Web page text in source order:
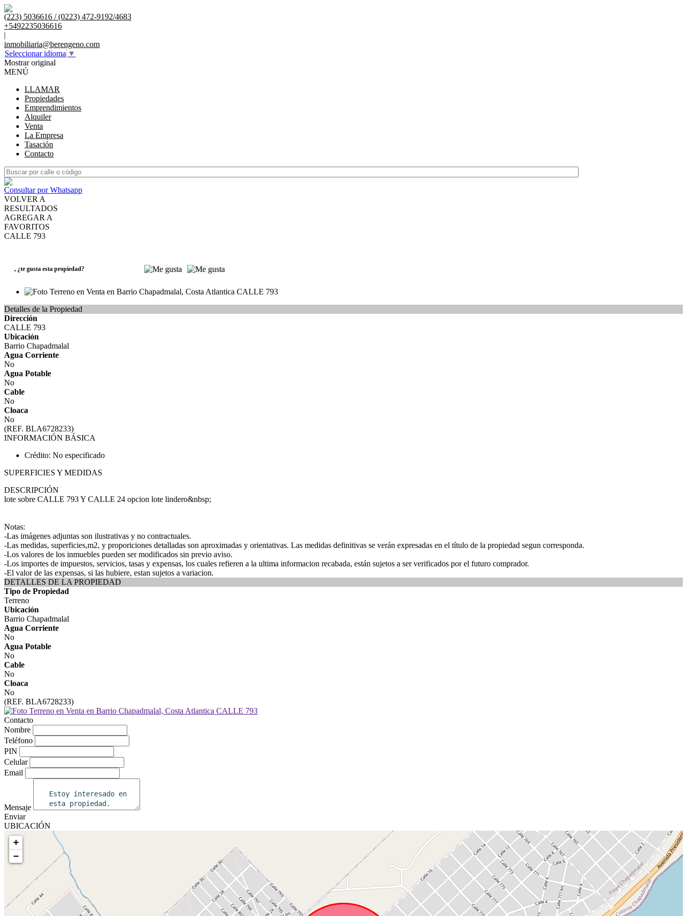
(223) 5036616 / (0223) 472-9192/4683
+5492235036616
|
inmobiliaria@berengeno.com
Seleccionar idioma ▼
Mostrar original
MENÚ
LLAMAR
Propiedades
Emprendimientos
Alquiler
Venta
La Empresa
Tasación
Contacto
Consultar por Whatsapp
VOLVER A
RESULTADOS
AGREGAR A
FAVORITOS
CALLE 793
, ¿te gusta esta propiedad?
Detalles de la Propiedad
Dirección
CALLE 793
Ubicación
Barrio Chapadmalal
Agua Corriente
No
Agua Potable
No
Cable
No
Cloaca
No
(REF. BLA6728233)
INFORMACIÓN BÁSICA
Crédito: No especificado
SUPERFICIES Y MEDIDAS
DESCRIPCIÓN
lote sobre CALLE 793 Y CALLE 24 opcion lote lindero&nbsp;
Notas:
-Las imágenes adjuntas son ilustrativas y no contractuales.
-Las medidas, superficies,m2, y proporiciones detalladas son aproximadas y orientativas. Las medidas definitivas se verán expresadas en el título de la propiedad segun corresponda.
-Los valores de los inmuebles pueden ser modificados sin previo aviso.
-Los importes de impuestos, servicios, tasas y expensas, los cuales refieren a la ultima informacion recabada, están sujetos a ser verificados por el futuro comprador.
-El valor de las expensas, si las hubiere, estan sujetos a variacion.
DETALLES DE LA PROPIEDAD
Tipo de Propiedad
Terreno
Ubicación
Barrio Chapadmalal
Agua Corriente
No
Agua Potable
No
Cable
No
Cloaca
No
(REF. BLA6728233)
Contacto
Nombre
Teléfono
PIN
Celular
Email
Mensaje
Enviar
UBICACIÓN
+
−